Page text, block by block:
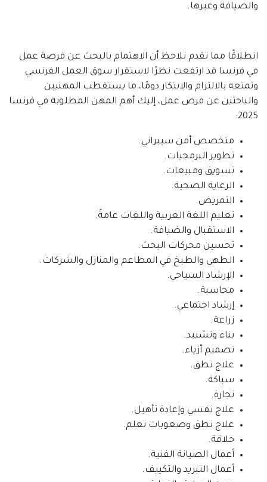
والضيافة وغيرها.
انطلاقًا مما تقدم نلاحظ أن الاهتمام بالبحث عن فرصة عمل
في فرنسا قد ارتفعت نظرًا لاستقرار سوق العمل الفرنسي
وتمتعه بالالتزام والابتكار دومًا، ما يستقطب المهنيين
والباحثين عن فرص عمل، إليك أهم المهن المطلوبة في فرنسا
2025:
متخصص أمن سيبراني.
تطوير البرمجيات.
تسويق ومبيعات.
الرعاية الصحية.
التمريض.
تعليم اللغة العربية واللغات عامةً.
الاستقبال والضيافة.
تحسين محركات البحث.
الطهي والطبخ في المطاعم والمنازل والشركات.
الإرشاد السياحي.
محاسبة.
إرشاد اجتماعي.
زراعة.
بناء وتشييد.
تصميم أزياء.
علاج نطق.
سباكة.
نجارة.
علاج نفسي وإعادة تأهيل.
علاج نطق وصعوبات تعلم.
حلاقة.
أعمال الصيانة الفنية.
أعمال التبريد والتكييف.